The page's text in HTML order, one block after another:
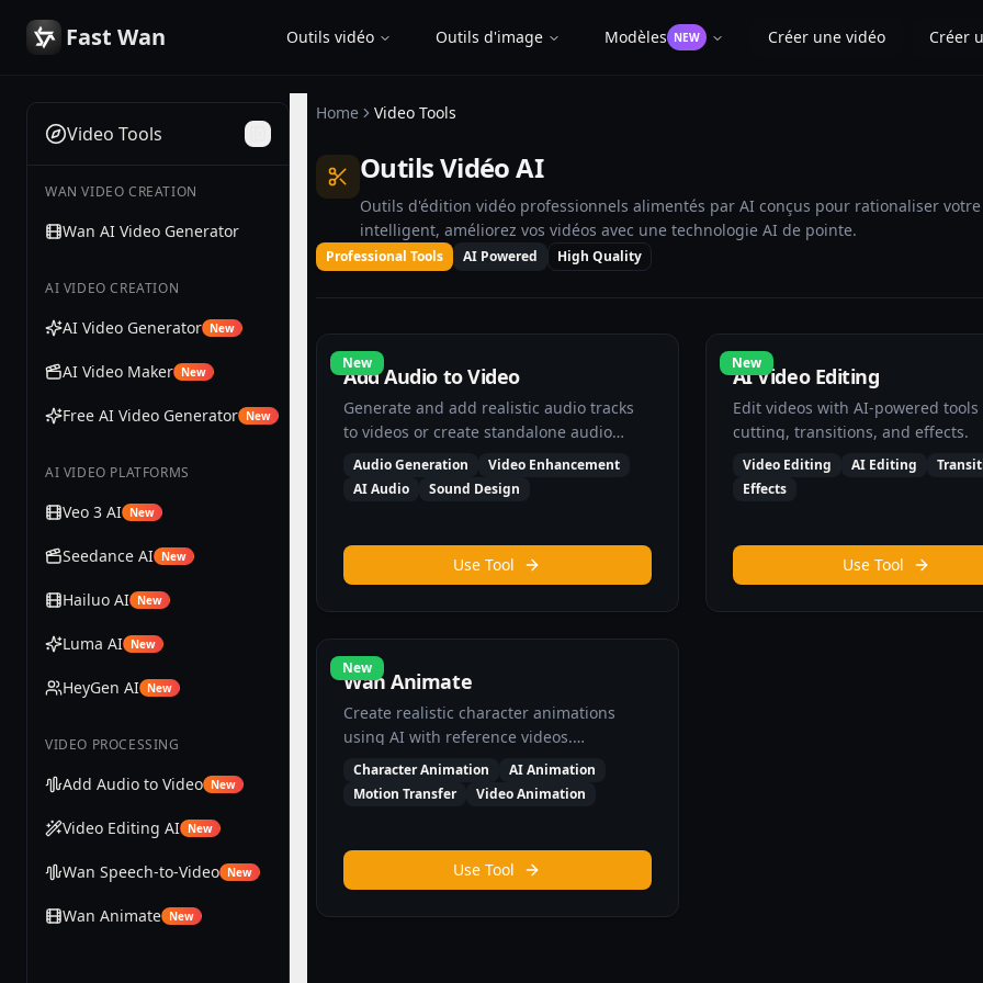
Fast Wan Outils vidéo Outils d'image Modèles NEW Créer une vidéo Créer
Video Tools Toggle Sidebar
WAN VIDEO CREATION
Wan AI Video Generator
AI VIDEO CREATION
AI Video Generator New
AI Video Maker New
Free AI Video Generator New
AI VIDEO PLATFORMS
Veo 3 AI New
Seedance AI New
Hailuo AI New
Luma AI New
HeyGen AI New
VIDEO PROCESSING
Add Audio to Video New
Video Editing AI New
Wan Speech-to-Video New
Wan Animate New
Home Video Tools
Outils Vidéo AI
Outils d'édition vidéo professionnels alimentés par AI conçus pour rationaliser
intelligent, améliorez vos vidéos avec une technologie AI de pointe.
Professional Tools AI Powered High Quality
New
Add Audio to Video
Generate and add realistic audio tracks
to videos or create standalone audio
using AI.
Audio Generation
Video Enhancement
AI Audio
Sound Design
Use Tool
New
AI Video Editing
Edit videos with AI-powered
cutting, transitions, and effects.
Video Editing AI Editing
Effects
Use Tool
New
Wan Animate
Create realistic character animations
using AI with reference videos.
Transform static images into dynamic
animated characters.
Character Animation
AI Animation
Motion Transfer
Video Animation
Use Tool